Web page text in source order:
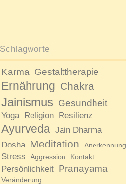
Schlagworte
Karma Gestalttherapie
Ernährung Chakra
Jainismus Gesundheit
Yoga Religion Resilienz
Ayurveda Jain Dharma
Dosha Meditation Anerkennung
Stress Aggression Kontakt
Persönlichkeit Pranayama
Veränderung